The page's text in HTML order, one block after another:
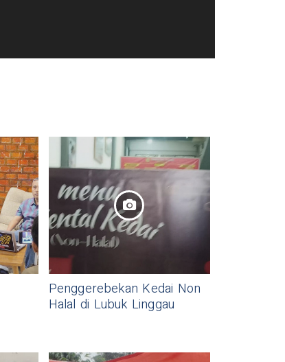
Penggerebekan Kedai Non
Halal di Lubuk Linggau